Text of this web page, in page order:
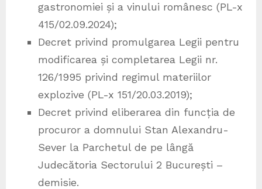
gastronomiei și a vinului românesc (PL-x
415/02.09.2024);
Decret privind promulgarea Legii pentru
modificarea și completarea Legii nr.
126/1995 privind regimul materiilor
explozive (PL-x 151/20.03.2019);
Decret privind eliberarea din funcția de
procuror a domnului Stan Alexandru-
Sever la Parchetul de pe lângă
Judecătoria Sectorului 2 București –
demisie.